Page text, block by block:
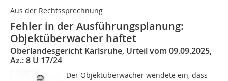
Aus der Rechtssprechnung
Fehler in der Ausführungsplanung:
Objektüberwacher haftet
Oberlandesgericht Karlsruhe, Urteil vom 09.09.2025,
Az.: 8 U 17/24
Der Objektüberwacher wendete ein, dass